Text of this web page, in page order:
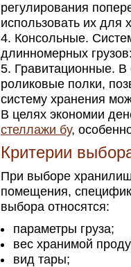
регулирования
использовать их для
Консольные.
длинномерных
Гравитационные.
роликовые полки,
систему хранения
В целях экономии
стеллажи бу,
Критерии
При выборе
помещения,
выбора относятся:
параметры груза;
вес хранимой
вид тары;